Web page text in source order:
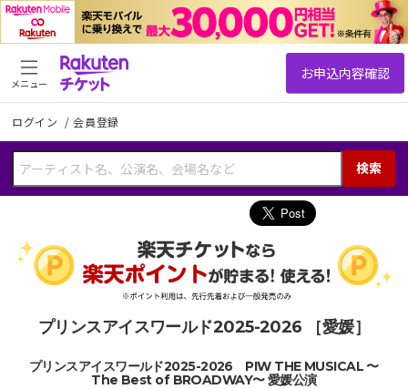
ログイン /会員登録
検索
メニュー
プリンスアイスワールド2025-2026 ［愛媛］
プリンスアイスワールド2025-2026 PIW THE MUSICAL 〜
The Best of BROADWAY〜 愛媛公演